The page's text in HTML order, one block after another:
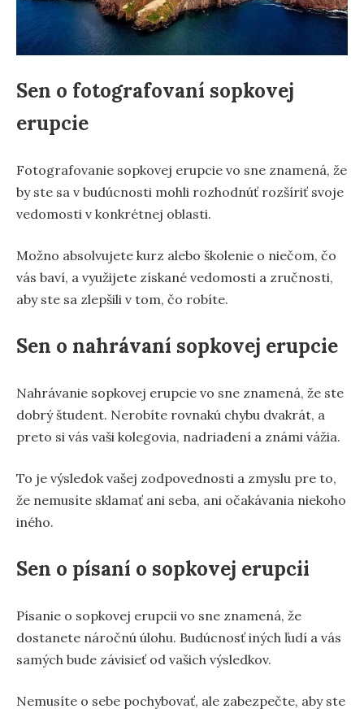
Sen o fotografovaní sopkovej
erupcie
Fotografovanie sopkovej erupcie vo sne znamená, že
by ste sa v budúcnosti mohli rozhodnúť rozšíriť svoje
vedomosti v konkrétnej oblasti.
Možno absolvujete kurz alebo školenie o niečom, čo
vás baví, a využijete získané vedomosti a zručnosti,
aby ste sa zlepšili v tom, čo robíte.
Sen o nahrávaní sopkovej erupcie
Nahrávanie sopkovej erupcie vo sne znamená, že ste
dobrý študent. Nerobíte rovnakú chybu dvakrát, a
preto si vás vaši kolegovia, nadriadení a známi vážia.
To je výsledok vašej zodpovednosti a zmyslu pre to,
že nemusíte sklamať ani seba, ani očakávania niekoho
iného.
Sen o písaní o sopkovej erupcii
Písanie o sopkovej erupcii vo sne znamená, že
dostanete náročnú úlohu. Budúcnosť iných ľudí a vás
samých bude závisieť od vašich výsledkov.
Nemusíte o sebe pochybovať, ale zabezpečte, aby ste